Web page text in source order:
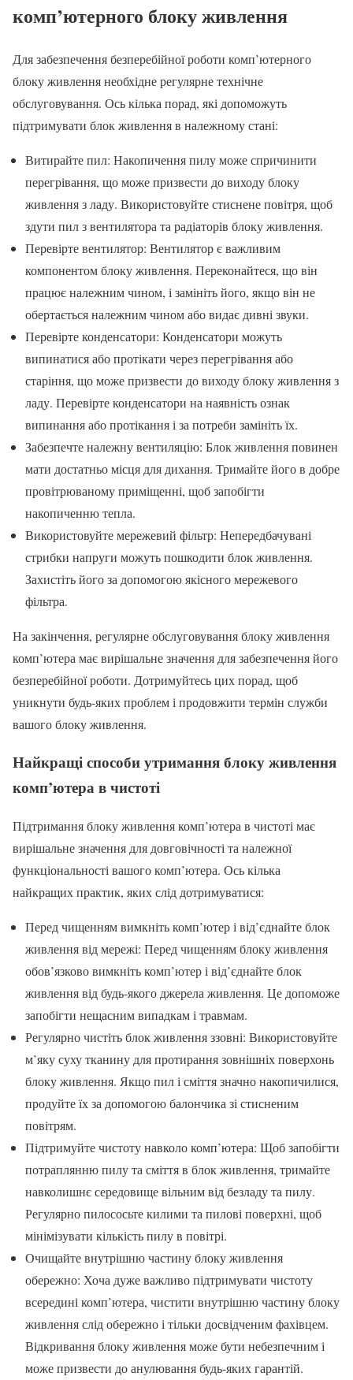
комп’ютерного блоку живлення
Для забезпечення безперебійної роботи комп’ютерного
блоку живлення необхідне регулярне технічне
обслуговування. Ось кілька порад, які допоможуть
підтримувати блок живлення в належному стані:
Витирайте пил: Накопичення пилу може спричинити
перегрівання, що може призвести до виходу блоку
живлення з ладу. Використовуйте стиснене повітря, щоб
здути пил з вентилятора та радіаторів блоку живлення.
Перевірте вентилятор: Вентилятор є важливим
компонентом блоку живлення. Переконайтеся, що він
працює належним чином, і замініть його, якщо він не
обертається належним чином або видає дивні звуки.
Перевірте конденсатори: Конденсатори можуть
випинатися або протікати через перегрівання або
старіння, що може призвести до виходу блоку живлення з
ладу. Перевірте конденсатори на наявність ознак
випинання або протікання і за потреби замініть їх.
Забезпечте належну вентиляцію: Блок живлення повинен
мати достатньо місця для дихання. Тримайте його в добре
провітрюваному приміщенні, щоб запобігти
накопиченню тепла.
Використовуйте мережевий фільтр: Непередбачувані
стрибки напруги можуть пошкодити блок живлення.
Захистіть його за допомогою якісного мережевого
фільтра.
На закінчення, регулярне обслуговування блоку живлення
комп’ютера має вирішальне значення для забезпечення його
безперебійної роботи. Дотримуйтесь цих порад, щоб
уникнути будь-яких проблем і продовжити термін служби
вашого блоку живлення.
Найкращі способи утримання блоку живлення
комп’ютера в чистоті
Підтримання блоку живлення комп’ютера в чистоті має
вирішальне значення для довговічності та належної
функціональності вашого комп’ютера. Ось кілька
найкращих практик, яких слід дотримуватися:
Перед чищенням вимкніть комп’ютер і від’єднайте блок
живлення від мережі: Перед чищенням блоку живлення
обов’язково вимкніть комп’ютер і від’єднайте блок
живлення від будь-якого джерела живлення. Це допоможе
запобігти нещасним випадкам і травмам.
Регулярно чистіть блок живлення ззовні: Використовуйте
м’яку суху тканину для протирання зовнішніх поверхонь
блоку живлення. Якщо пил і сміття значно накопичилися,
продуйте їх за допомогою балончика зі стисненим
повітрям.
Підтримуйте чистоту навколо комп’ютера: Щоб запобігти
потраплянню пилу та сміття в блок живлення, тримайте
навколишнє середовище вільним від безладу та пилу.
Регулярно пилососьте килими та пилові поверхні, щоб
мінімізувати кількість пилу в повітрі.
Очищайте внутрішню частину блоку живлення
обережно: Хоча дуже важливо підтримувати чистоту
всередині комп’ютера, чистити внутрішню частину блоку
живлення слід обережно і тільки досвідченим фахівцем.
Відкривання блоку живлення може бути небезпечним і
може призвести до анулювання будь-яких гарантій.